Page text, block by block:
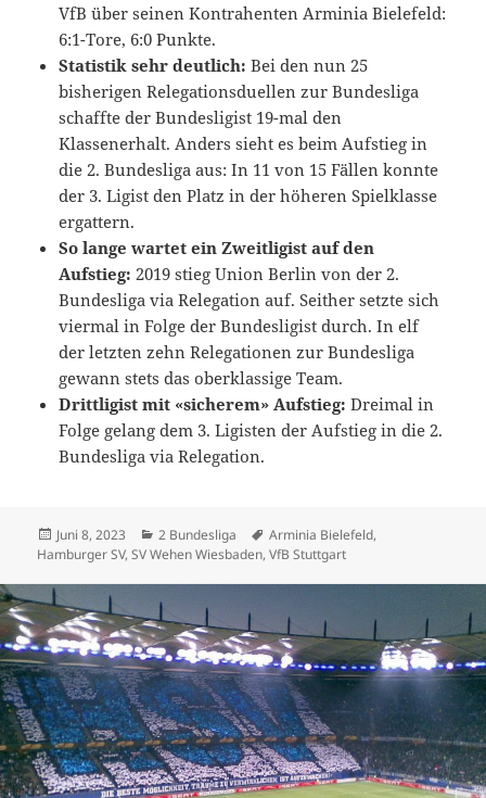
VfB über seinen Kontrahenten Arminia Bielefeld:
6:1-Tore, 6:0 Punkte.
Statistik sehr deutlich: Bei den nun 25
bisherigen Relegationsduellen zur Bundesliga
schaffte der Bundesligist 19-mal den
Klassenerhalt. Anders sieht es beim Aufstieg in
die 2. Bundesliga aus: In 11 von 15 Fällen konnte
der 3. Ligist den Platz in der höheren Spielklasse
ergattern.
So lange wartet ein Zweitligist auf den
Aufstieg: 2019 stieg Union Berlin von der 2.
Bundesliga via Relegation auf. Seither setzte sich
viermal in Folge der Bundesligist durch. In elf
der letzten zehn Relegationen zur Bundesliga
gewann stets das oberklassige Team.
Drittligist mit «sicherem» Aufstieg:Dreimal in
Folge gelang dem 3. Ligisten der Aufstieg in die 2.
Bundesliga via Relegation.
Veröffentlicht
am
Juni 8, 2023 Kategorien
2 Bundesliga Schlagwörter
Arminia Bielefeld,
Hamburger SV,SV Wehen Wiesbaden,VfB Stuttgart